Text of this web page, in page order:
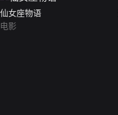
仙女座物语
电影